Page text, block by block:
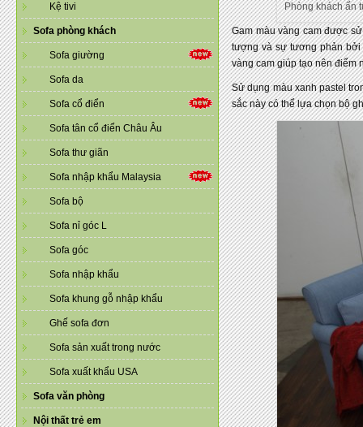
Kệ tivi
Sofa phòng khách
Sofa giường
Sofa da
Sofa cổ điển
Sofa tân cổ điển Châu Âu
Sofa thư giãn
Sofa nhập khẩu Malaysia
Sofa bộ
Sofa nỉ góc L
Sofa góc
Sofa nhập khẩu
Sofa khung gỗ nhập khẩu
Ghế sofa đơn
Sofa sản xuất trong nước
Sofa xuất khẩu USA
Sofa văn phòng
Nội thất trẻ em
Phòng khách ấn
Gam màu vàng cam được
tượng và sự tương phản bởi
vàng cam giúp tạo nên điểm
Sử dụng màu xanh pastel
sắc này có thể lựa chọn bộ